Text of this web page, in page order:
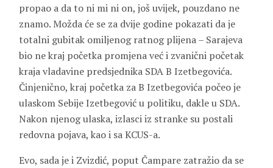
propao a da to ni mi ni on, još uvijek, pouzdano ne
znamo. Možda će se za dvije godine pokazati da je
totalni gubitak omiljenog ratnog plijena – Sarajeva
bio ne kraj početka promjena već i zvanični početak
kraja vladavine predsjednika SDA B Izetbegovića.
Činjenično, kraj početka za B Izetbegovića počeo je
ulaskom Sebije Izetbegović u politiku, dakle u SDA.
Nakon njenog ulaska, izlasci iz stranke su postali
redovna pojava, kao i sa KCUS-a.
Evo, sada je i Zvizdić, poput Čampare zatražio da se